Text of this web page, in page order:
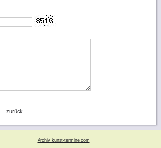
zurück
Archiv kunst-termine.com